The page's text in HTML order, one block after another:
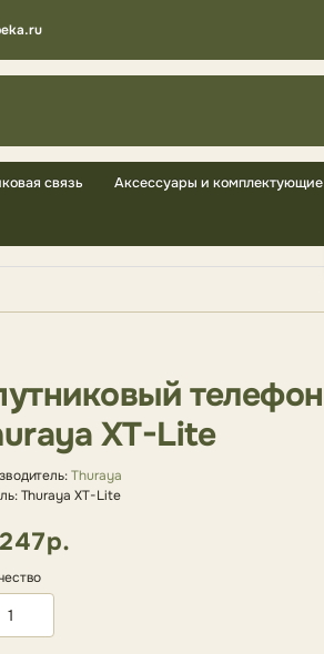
связь Аксессуары и комплектующие
телефон
XT-Lite
Thuraya
Thuraya XT-Lite